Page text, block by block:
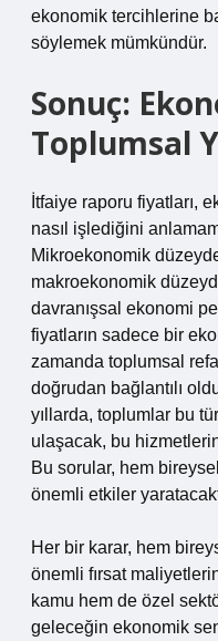
ekonomik tercihlerine
söylemek mümkündür.
Sonuç:
Toplumsal
İtfaiye raporu fiyatları,
nasıl işlediğini
Mikroekonomik
makroekonomik
davranışsal ekonomi
fiyatların sadece bir
zamanda toplumsal
doğrudan bağlantılı
yıllarda, toplumlar bu
ulaşacak, bu
Bu sorular, hem
önemli etkiler
Her bir karar, hem
önemli fırsat
kamu hem de özel
geleceğin ekonomik